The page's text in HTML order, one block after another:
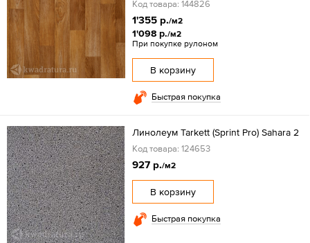
Код товара: 144826
1'355 р./м2
1'098 р./м2
При покупке рулоном
В корзину
Быстрая покупка
Линолеум Tarkett (Sprint Pro) Sahara 2
Код товара: 124653
927 р./м2
В корзину
Быстрая покупка